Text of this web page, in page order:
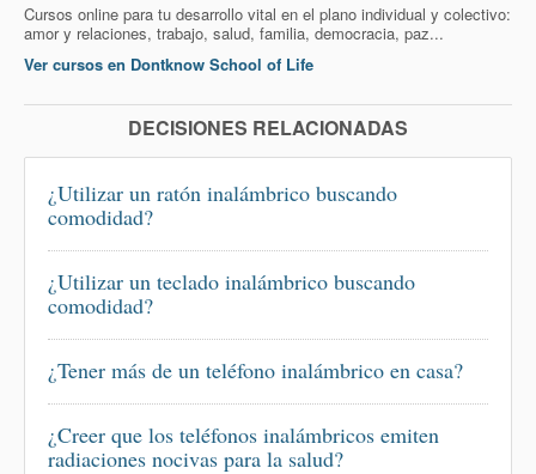
Cursos online para tu desarrollo vital en el plano individual y colectivo:
amor y relaciones, trabajo, salud, familia, democracia, paz...
Ver cursos en Dontknow School of Life
DECISIONES RELACIONADAS
¿Utilizar un ratón inalámbrico buscando
comodidad?
¿Utilizar un teclado inalámbrico buscando
comodidad?
¿Tener más de un teléfono inalámbrico en casa?
¿Creer que los teléfonos inalámbricos emiten
radiaciones nocivas para la salud?